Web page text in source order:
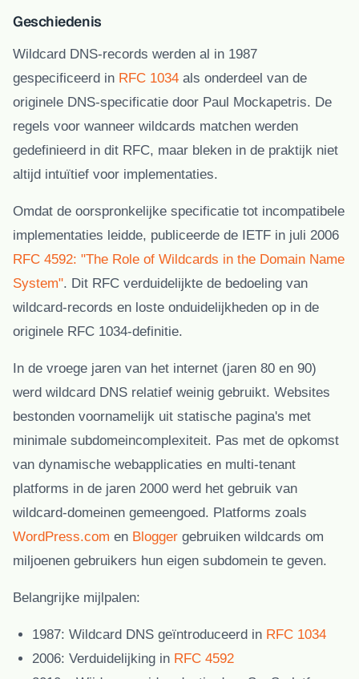
Geschiedenis
Wildcard DNS-records werden al in 1987
gespecificeerd in RFC 1034 als onderdeel van de
originele DNS-specificatie door Paul Mockapetris. De
regels voor wanneer wildcards matchen werden
gedefinieerd in dit RFC, maar bleken in de praktijk niet
altijd intuïtief voor implementaties.
Omdat de oorspronkelijke specificatie tot incompatibele
implementaties leidde, publiceerde de IETF in juli 2006
RFC 4592: "The Role of Wildcards in the Domain Name
System". Dit RFC verduidelijkte de bedoeling van
wildcard-records en loste onduidelijkheden op in de
originele RFC 1034-definitie.
In de vroege jaren van het internet (jaren 80 en 90)
werd wildcard DNS relatief weinig gebruikt. Websites
bestonden voornamelijk uit statische pagina's met
minimale subdomeincomplexiteit. Pas met de opkomst
van dynamische webapplicaties en multi-tenant
platforms in de jaren 2000 werd het gebruik van
wildcard-domeinen gemeengoed. Platforms zoals
WordPress.com en Blogger gebruiken wildcards om
miljoenen gebruikers hun eigen subdomein te geven.
Belangrijke mijlpalen:
1987: Wildcard DNS geïntroduceerd in RFC 1034
2006: Verduidelijking in RFC 4592